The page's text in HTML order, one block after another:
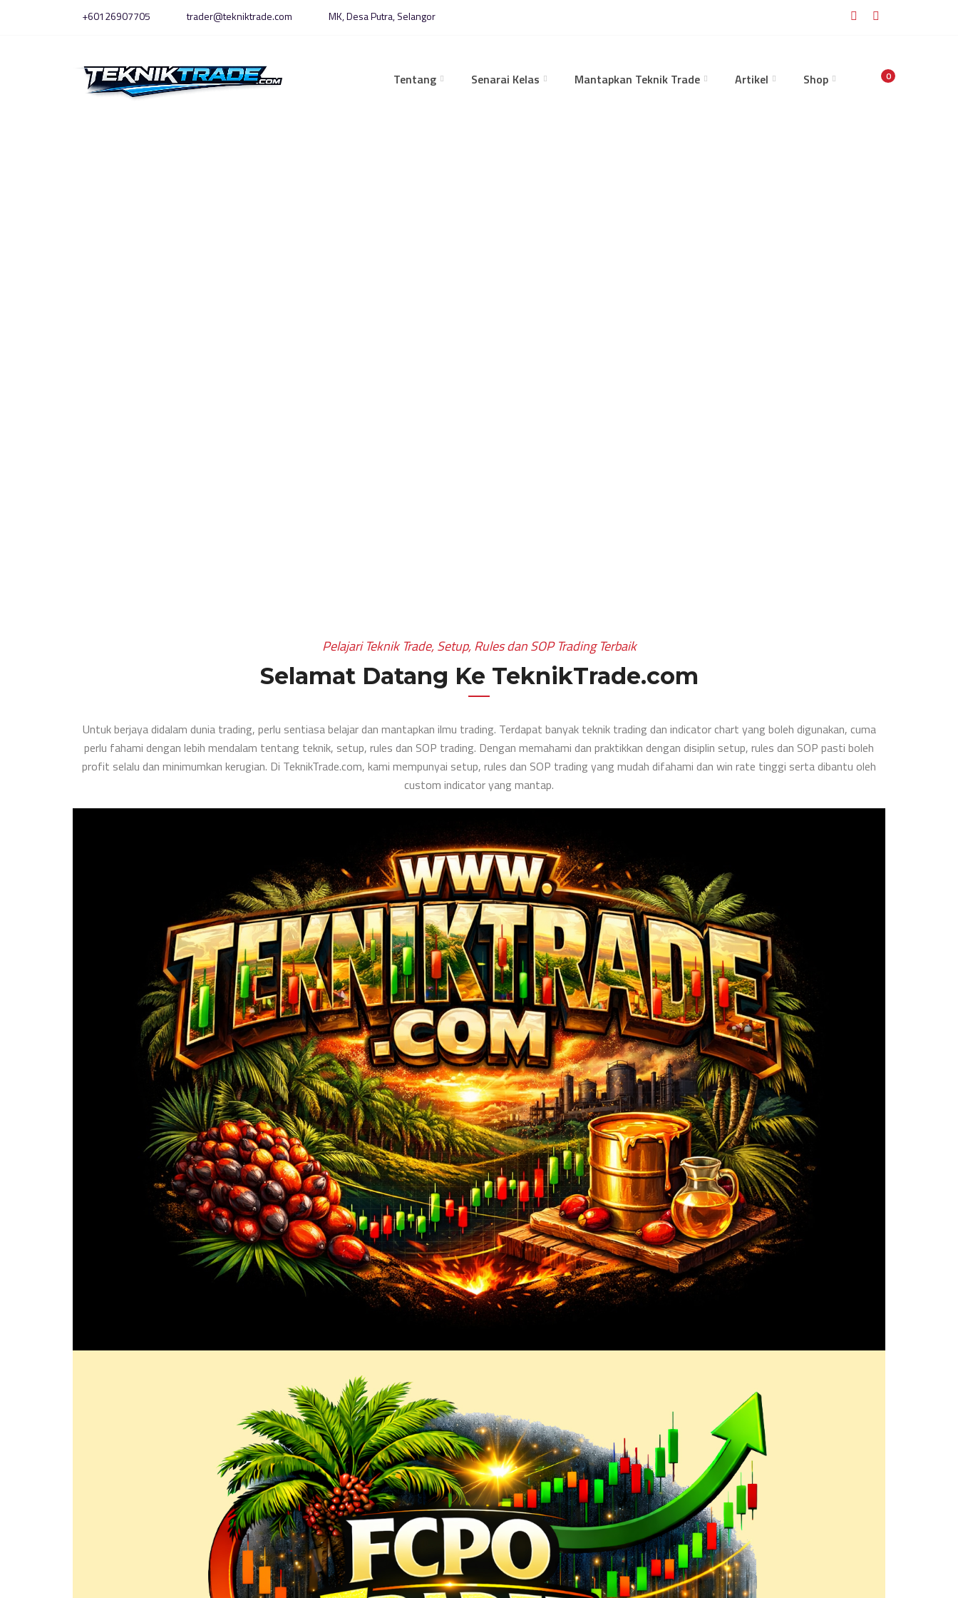
+60126907705 trader@tekniktrade.com MK, Desa Putra, Selangor
Tentang Senarai Kelas Mantapkan Teknik Trade Artikel Shop 0
Pelajari Teknik Trade, Setup, Rules dan SOP Trading Terbaik
Selamat Datang Ke TeknikTrade.com
Untuk berjaya didalam dunia trading, perlu sentiasa belajar dan mantapkan ilmu trading. Terdapat banyak teknik trading dan indicator chart yang boleh digunakan, cuma
perlu fahami dengan lebih mendalam tentang teknik, setup, rules dan SOP trading. Dengan memahami dan praktikkan dengan disiplin setup, rules dan SOP pasti boleh
profit selalu dan minimumkan kerugian. Di TeknikTrade.com, kami mempunyai setup, rules dan SOP trading yang mudah difahami dan win rate tinggi serta dibantu oleh
custom indicator yang mantap.